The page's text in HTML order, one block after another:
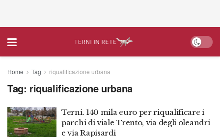
Home Tag riqualificazione urbana
Tag: riqualificazione urbana
Terni. 140 mila euro per riqualificare i
parchi di viale Trento, via degli oleandri
e via Rapisardi